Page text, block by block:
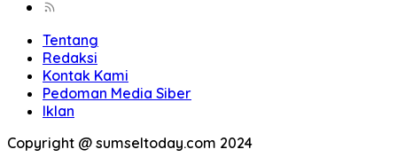
Tentang
Redaksi
Kontak Kami
Pedoman Media Siber
Iklan
Copyright @ sumseltoday.com 2024